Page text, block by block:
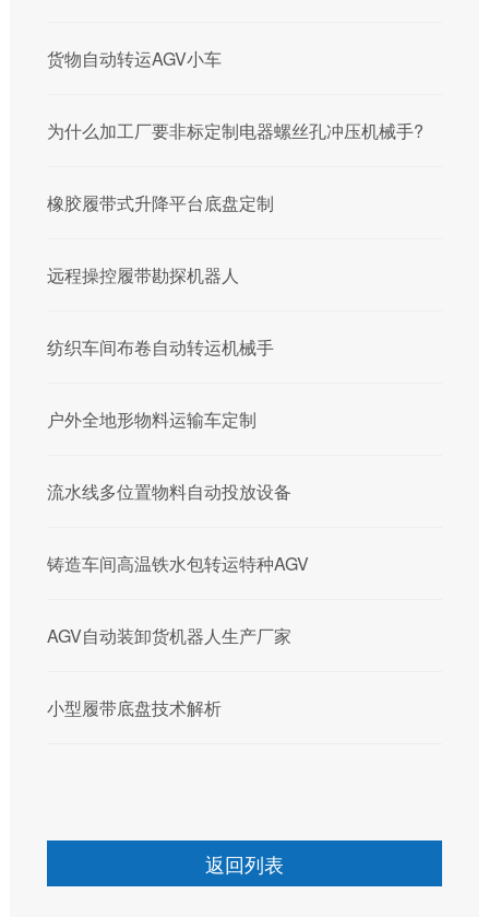
货物自动转运AGV小车
为什么加工厂要非标定制电器螺丝孔冲压机械手?
橡胶履带式升降平台底盘定制
远程操控履带勘探机器人
纺织车间布卷自动转运机械手
户外全地形物料运输车定制
流水线多位置物料自动投放设备
铸造车间高温铁水包转运特种AGV
AGV自动装卸货机器人生产厂家
小型履带底盘技术解析
返回列表